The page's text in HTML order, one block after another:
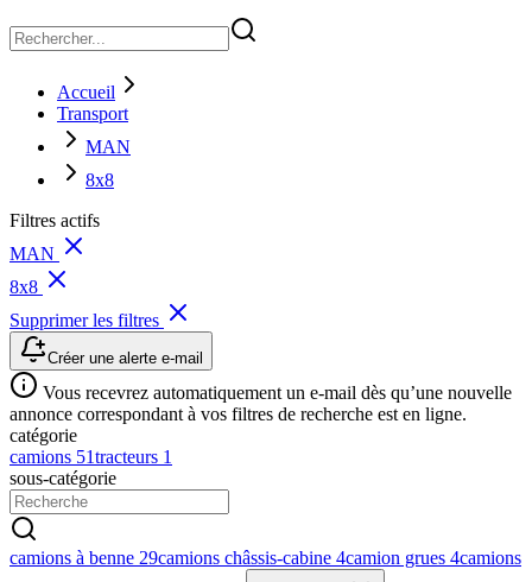
Accueil
Transport
MAN
8x8
Filtres actifs
MAN
8x8
Supprimer les filtres
Créer une alerte e-mail
Vous recevrez automatiquement un e-mail dès qu’une nouvelle
annonce correspondant à vos filtres de recherche est en ligne.
catégorie
camions 51tracteurs 1
sous-catégorie
camions à benne 29camions châssis-cabine 4camion grues 4camions